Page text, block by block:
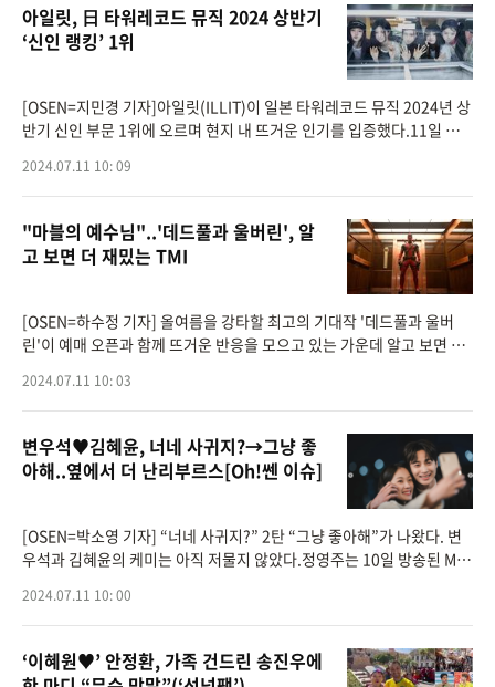
아일릿, 日 타워레코드 뮤직 2024 상반기
‘신인 랭킹’ 1위
[OSEN=지민경 기자]아일릿(ILLIT)이 일본 타워레코드 뮤직 2024년 상
반기 신인 부문 1위에 오르며 현지 내 뜨거운 인기를 입증했다.11일 일
6월 30일)에 따르면, 아일
2024.07.11 10: 09
"마블의 예수님"..'데드풀과 울버린', 알
고 보면 더 재밌는 TMI
[OSEN=하수정 기자] 올여름을 강타할 최고의 기대작 '데드풀과 울버
린'이 예매 오픈과 함께 뜨거운 반응을 모으고 있는 가운데 알고 보면 더
로… 마
2024.07.11 10: 03
변우석♥김혜윤, 너네 사귀지?→그냥 좋
아해..옆에서 더 난리부르스[Oh!쎈 이슈]
[OSEN=박소영 기자] “너네 사귀지?” 2탄 “그냥 좋아해”가 나왔다. 변
우석과 김혜윤의 케미는 아직 저물지 않았다.정영주는 10일 방송된 MB
2024.07.11 10: 00
‘이혜원♥︎’ 안정환, 가족 건드린 송진우에